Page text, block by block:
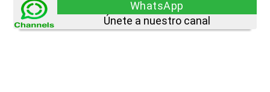
WhatsApp
Únete a nuestro canal